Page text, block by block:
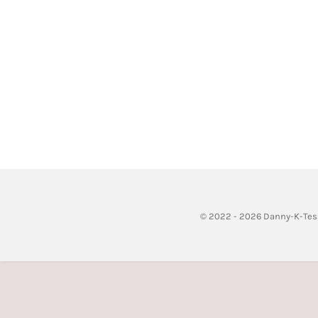
© 2022 - 2026 Danny-K-